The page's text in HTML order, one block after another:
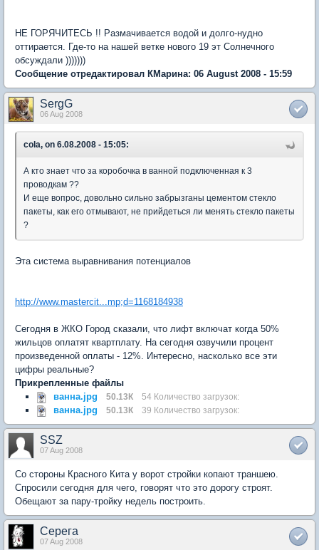
НЕ ГОРЯЧИТЕСЬ !! Размачивается водой и долго-нудно
оттирается. Где-то на нашей ветке нового 19 эт Солнечного
обсуждали )))))))
Сообщение отредактировал КМарина: 06 August 2008 - 15:59
SergG
06 Aug 2008
cola, on 6.08.2008 - 15:05:
А кто знает что за коробочка в ванной подключенная к 3
проводкам ??
И еще вопрос, довольно сильно забрызганы цементом стекло
пакеты, как его отмывают, не прийдеться ли менять стекло пакеты
?
Эта система выравнивания потенциалов
http://www.mastercit...mp;d=1168184938
Сегодня в ЖКО Город сказали, что лифт включат когда 50%
жильцов оплатят квартплату. На сегодня озвучили процент
произведенной оплаты - 12%. Интересно, насколько все эти
цифры реальные?
Прикрепленные файлы
ванна.jpg
50.13К 54 Количество загрузок:
ванна.jpg 50.13К 39 Количество загрузок:
SSZ
07 Aug 2008
Со стороны Красного Кита у ворот стройки копают траншею.
Спросили сегодня для чего, говорят что это дорогу строят.
Обещают за пару-тройку недель построить.
Серега
07 Aug 2008